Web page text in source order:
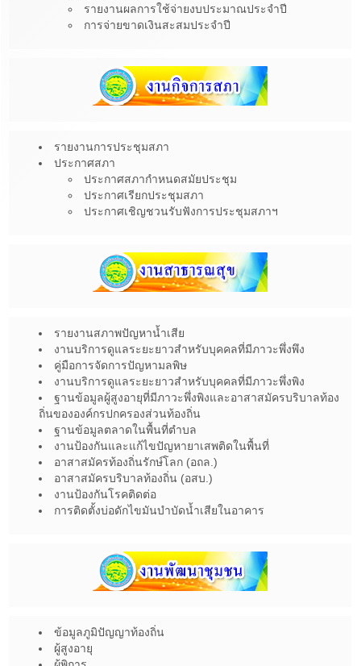
รายงานผลการใช้จ่ายงบประมาณประจำปี
การจ่ายขาดเงินสะสมประจำปี
รายงานการประชุมสภา
ประกาศสภา
ประกาศสภากำหนดสมัยประชุม
ประกาศเรียกประชุมสภา
ประกาศเชิญชวนรับฟังการประชุมสภาฯ
รายงานสภาพปัญหาน้ำเสีย
งานบริการดูแลระยะยาวสำหรับบุคคลที่มีภาวะพึ่งพึง
คู่มือการจัดการปัญหามลพิษ
งานบริการดูแลระยะยาวสำหรับบุคคลที่มีภาวะพึ่งพิง
ฐานข้อมูลผู้สูงอายุที่มีภาวะพึ่งพิงและอาสาสมัครบริบาลท้อง
ถิ่นขององค์กรปกครองส่วนท้องถิ่น
ฐานข้อมูลตลาดในพื้นที่ตำบล
งานป้องกันและแก้ไขปัญหายาเสพติดในพื้นที่
อาสาสมัครท้องถิ่นรักษ์โลก (อถล.)
อาสาสมัครบริบาลท้องถิ่น (อสบ.)
งานป้องกันโรคติดต่อ
การติดตั้งบ่อดักไขมันบำบัดน้ำเสียในอาคาร
ข้อมูลภูมิปัญญาท้องถิ่น
ผู้สูงอายุ